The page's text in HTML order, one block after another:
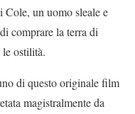
un uomo sleale e
comprare la terra di
ostilità.
di questo originale film
magistralmente da